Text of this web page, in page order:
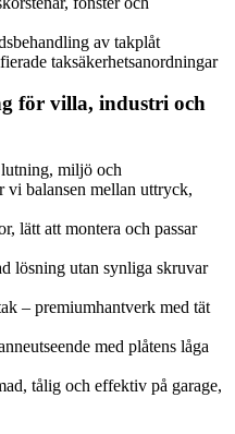
av takplåt
taksäkerhetsanordningar
för villa, industri och
miljö och
vi balansen mellan uttryck,
lätt att montera och passar
lösning utan synliga skruvar
– premiumhantverk med tät
med plåtens låga
tålig och effektiv på garage,